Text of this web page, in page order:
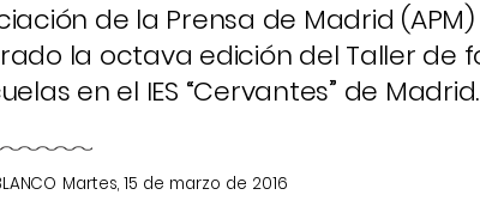
de la Prensa de Madrid
la octava edición del Taller de
en el IES “Cervantes” de Madrid.
Martes, 15 de marzo de 2016